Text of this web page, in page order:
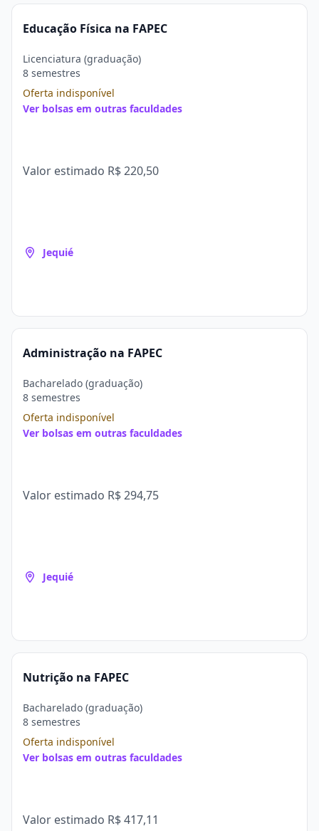
Educação Física na FAPEC
Licenciatura (graduação)
8 semestres
Oferta indisponível
Ver bolsas em outras faculdades
Valor estimado R$ 220,50
Jequié
Administração na FAPEC
Bacharelado (graduação)
8 semestres
Oferta indisponível
Ver bolsas em outras faculdades
Valor estimado R$ 294,75
Jequié
Nutrição na FAPEC
Bacharelado (graduação)
8 semestres
Oferta indisponível
Ver bolsas em outras faculdades
Valor estimado R$ 417,11